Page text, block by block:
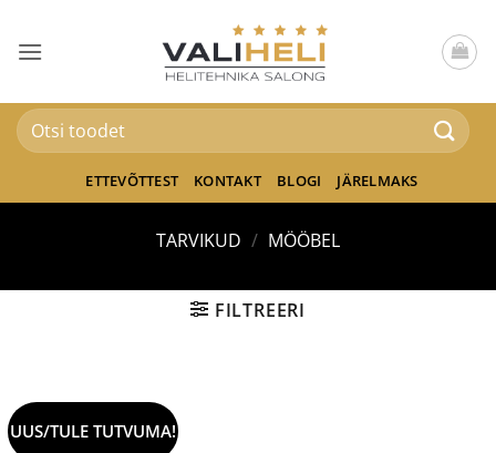
content
Otsi:
ETTEVÕTTEST KONTAKT BLOGI JÄRELMAKS
TARVIKUD / MÖÖBEL
FILTREERI
UUS/TULE TUTVUMA!